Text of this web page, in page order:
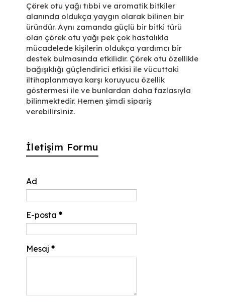
Çörek otu yağı tıbbi ve aromatik bitkiler
alanında oldukça yaygın olarak bilinen bir
üründür. Aynı zamanda güçlü bir bitki türü
olan çörek otu yağı pek çok hastalıkla
mücadelede kişilerin oldukça yardımcı bir
destek bulmasında etkilidir. Çörek otu özellikle
bağışıklığı güçlendirici etkisi ile vücuttaki
iltihaplanmaya karşı koruyucu özellik
göstermesi ile ve bunlardan daha fazlasıyla
bilinmektedir. Hemen şimdi sipariş
verebilirsiniz.
İletişim Formu
Ad
E-posta *
Mesaj *